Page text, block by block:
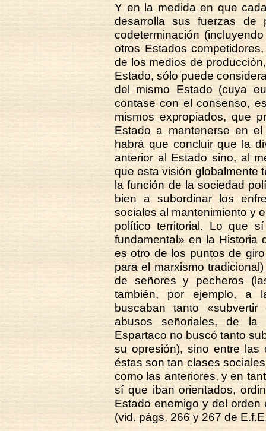
Y en la medida en que
desarrolla sus fuerzas de
codeterminación
otros Estados
de los medios de
Estado, sólo puede
del mismo Estado (cuya
contase con el consenso,
mismos expropiados, que
Estado a mantenerse en
habrá que concluir que la
anterior al Estado sino, al
que esta visión globalmente
la función de la sociedad
bien a subordinar los
sociales al mantenimiento y
político territorial. Lo que
fundamental» en la Historia
es otro de los puntos de
para el marxismo
de señores y pecheros
también, por ejemplo, a
buscaban tanto
abusos señoriales, de
Espartaco no buscó tanto
su opresión), sino entre
éstas son tan clases
como las anteriores, y en
sí que iban orientados,
Estado enemigo y del
(vid. págs. 266 y 267 de